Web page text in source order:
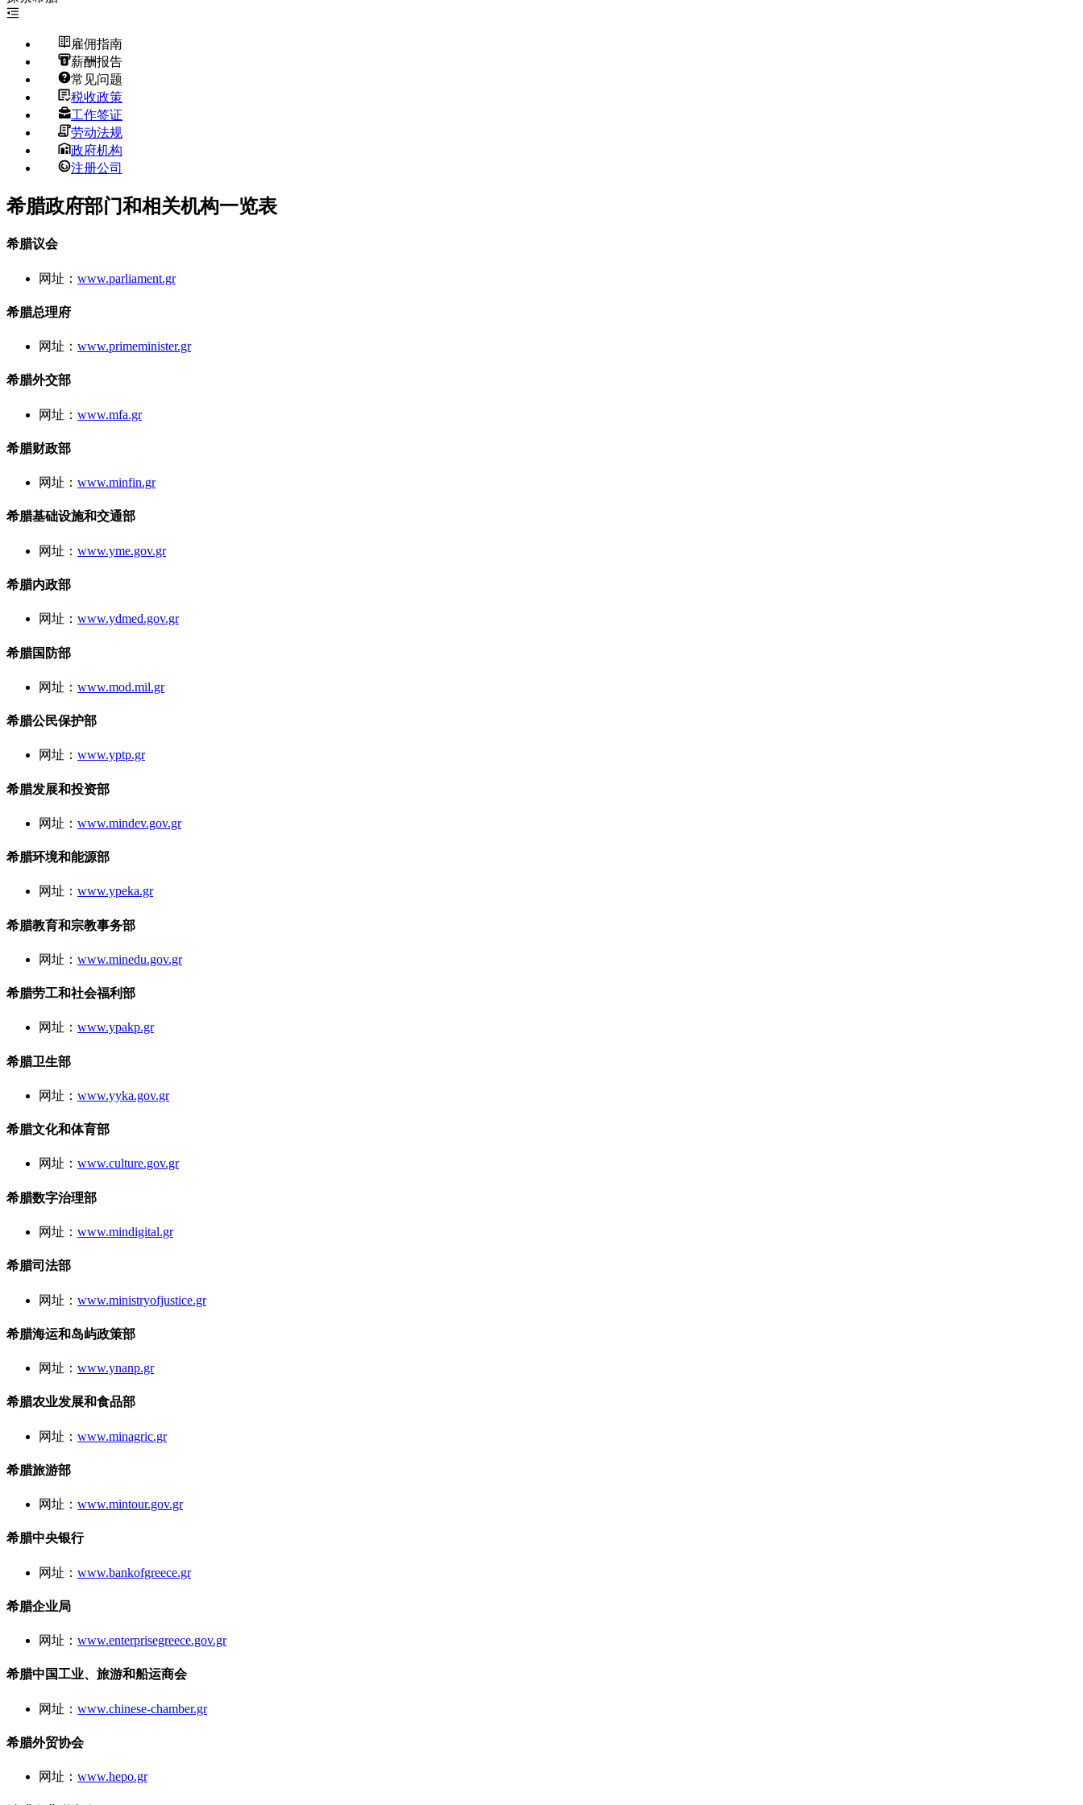
雇佣指南
薪酬报告
常见问题
税收政策
工作签证
劳动法规
政府机构
注册公司
希腊政府部门和相关机构一览表
希腊议会
网址： www.parliament.gr
希腊总理府
网址： www.primeminister.gr
希腊外交部
网址： www.mfa.gr
希腊财政部
网址： www.minfin.gr
希腊基础设施和交通部
网址： www.yme.gov.gr
希腊内政部
网址： www.ydmed.gov.gr
希腊国防部
网址： www.mod.mil.gr
希腊公民保护部
网址： www.yptp.gr
希腊发展和投资部
网址： www.mindev.gov.gr
希腊环境和能源部
网址： www.ypeka.gr
希腊教育和宗教事务部
网址： www.minedu.gov.gr
希腊劳工和社会福利部
网址： www.ypakp.gr
希腊卫生部
网址： www.yyka.gov.gr
希腊文化和体育部
网址： www.culture.gov.gr
希腊数字治理部
网址： www.mindigital.gr
希腊司法部
网址： www.ministryofjustice.gr
希腊海运和岛屿政策部
网址： www.ynanp.gr
希腊农业发展和食品部
网址： www.minagric.gr
希腊旅游部
网址： www.mintour.gov.gr
希腊中央银行
网址： www.bankofgreece.gr
希腊企业局
网址： www.enterprisegreece.gov.gr
希腊中国工业、旅游和船运商会
网址： www.chinese-chamber.gr
希腊外贸协会
网址： www.hepo.gr